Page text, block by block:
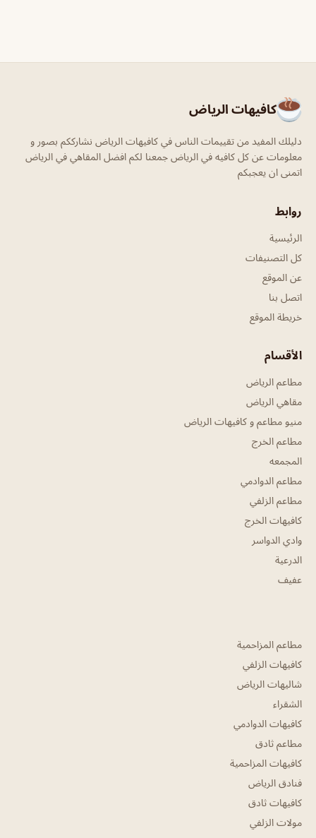
كافيهات الرياض
دليلك المفيد من تقييمات الناس في كافيهات الرياض نشارككم بصور و
معلومات عن كل كافيه في الرياض جمعنا لكم افضل المقاهي في الرياض
اتمنى ان يعجبكم
روابط
الرئيسية
كل التصنيفات
عن الموقع
اتصل بنا
خريطة الموقع
الأقسام
مطاعم الرياض
مقاهي الرياض
منيو مطاعم و كافيهات الرياض
مطاعم الخرج
المجمعه
مطاعم الدوادمي
مطاعم الزلفي
كافيهات الخرج
وادي الدواسر
الدرعية
عفيف
مطاعم المزاحمية
كافيهات الزلفي
شاليهات الرياض
الشقراء
كافيهات الدوادمي
مطاعم ثادق
كافيهات المزاحمية
فنادق الرياض
كافيهات ثادق
مولات الزلفي